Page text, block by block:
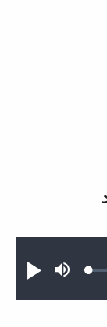
پخش Mute